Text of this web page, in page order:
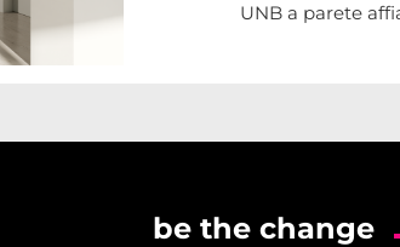
UNB a parete
be the change